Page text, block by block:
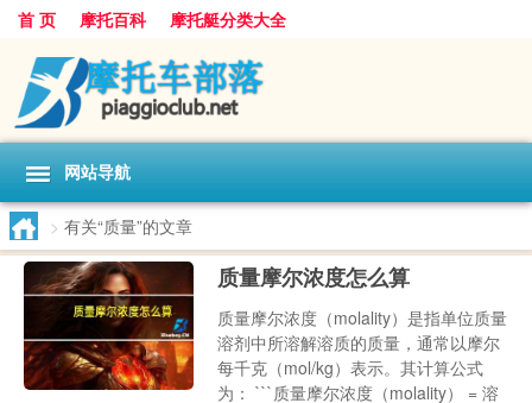
首 页 摩托百科 摩托艇分类大全
网站导航
> 有关“质量”的文章
质量摩尔浓度怎么算
质量摩尔浓度（molality）是指单位质量
溶剂中所溶解溶质的质量，通常以摩尔
每千克（mol/kg）表示。其计算公式
为： ```质量摩尔浓度（molality） = 溶